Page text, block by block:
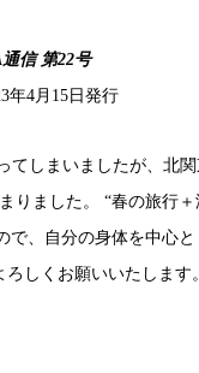
通信 第22号
4月15日発行
てしまいましたが、北
りました。 “春の旅行
、自分の身体を中心
ろしくお願いいたします